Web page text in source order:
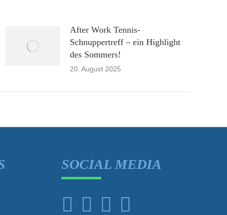
After Work Tennis-
Schnuppertreff – ein Highlight
des Sommers!
20. August 2025
SOCIAL MEDIA